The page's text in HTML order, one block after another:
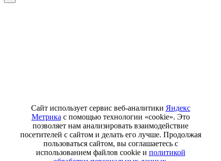
Сайт использует сервис веб-аналитики Яндекс
Метрика с помощью технологии «cookie». Это
позволяет нам анализировать взаимодействие
посетителей с сайтом и делать его лучше. Продолжая
пользоваться сайтом, вы соглашаетесь с
использованием файлов cookie и политикой